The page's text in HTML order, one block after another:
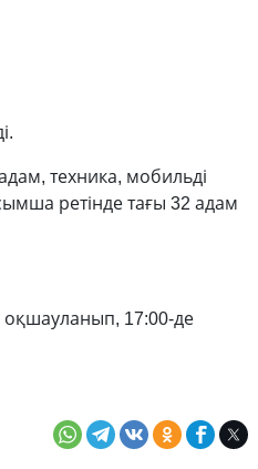
техника, мобильді
ретінде тағы 32 адам
оқшауланып, 17:00-де